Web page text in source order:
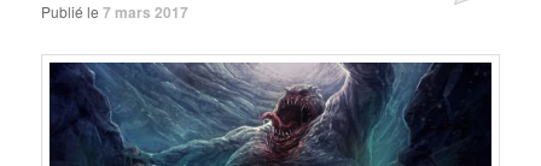
Publié le7 mars 2017